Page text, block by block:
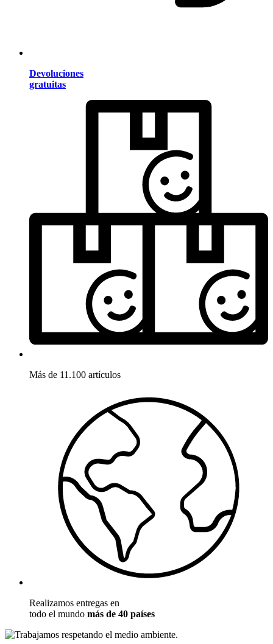
Devoluciones
gratuitas
Más de 11.100 artículos
Realizamos entregas en
todo el mundo más de 40 países